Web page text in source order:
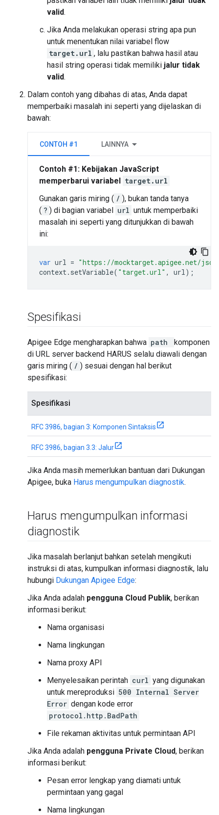
valid.
Jika Anda melakukan operasi string apa pun
untuk menentukan nilai variabel flow
target.url , lalu pastikan bahwa hasil atau
hasil string operasi tidak memiliki jalur tidak
valid.
Dalam contoh yang dibahas di atas, Anda dapat
memperbaiki masalah ini seperti yang dijelaskan di
bawah:
CONTOH #1 LAINNYA
Contoh #1: Kebijakan JavaScript
memperbarui variabel
target.url
Gunakan garis miring ( / ), bukan tanda tanya
( ? ) di bagian variabel url untuk memperbaiki
masalah ini seperti yang ditunjukkan di bawah
ini:
var url = "https://mocktarget.apigee.net/
context. setVariable( "target.url" , url);
Spesifikasi
Apigee Edge mengharapkan bahwa path
komponen
di URL server backend HARUS selalu diawali dengan
garis miring ( / ) sesuai dengan hal berikut
spesifikasi:
Spesifikasi
RFC 3986, bagian 3: Komponen Sintaksis
RFC 3986, bagian 3.3: Jalur
Jika Anda masih memerlukan bantuan dari Dukungan
Apigee, buka Harus mengumpulkan diagnostik.
Harus mengumpulkan informasi
diagnostik
Jika masalah berlanjut bahkan setelah mengikuti
instruksi di atas, kumpulkan informasi diagnostik, lalu
hubungi Dukungan Apigee Edge:
Jika Anda adalah pengguna Cloud Publik, berikan
informasi berikut:
Nama organisasi
Nama lingkungan
Nama proxy API
Menyelesaikan perintah curl yang digunakan
untuk mereproduksi 500 Internal Server
Error dengan kode error
protocol.http.BadPath
File rekaman aktivitas untuk permintaan API
Jika Anda adalah pengguna Private Cloud, berikan
informasi berikut:
Pesan error lengkap yang diamati untuk
permintaan yang gagal
Nama lingkungan